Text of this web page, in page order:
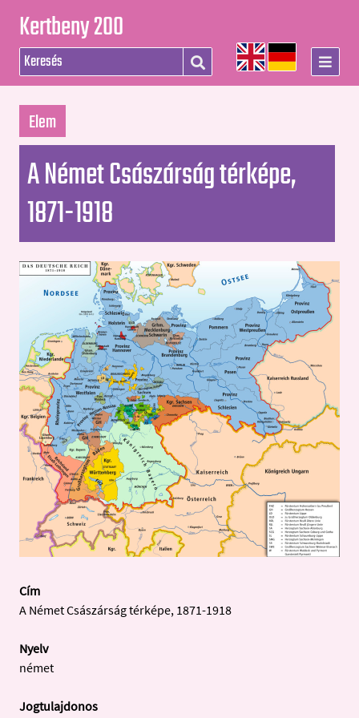
Kertbeny 200
A Német Császárság térképe,
1871-1918
Elem
Cím
A Német Császárság térképe, 1871-1918
Nyelv
német
Jogtulajdonos